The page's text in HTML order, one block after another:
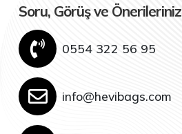
Soru, Görüş ve Önerileriniz
0554 322 56 95
info@hevibags.com